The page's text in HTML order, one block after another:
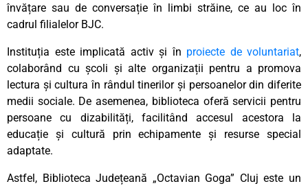
învățare sau de conversație în limbi străine, ce au loc în
cadrul filialelor BJC.
Instituția este implicată activ și în proiecte de voluntariat,
colaborând cu școli și alte organizații pentru a promova
lectura și cultura în rândul tinerilor și persoanelor din diferite
medii sociale. De asemenea, biblioteca oferă servicii pentru
persoane cu dizabilități, facilitând accesul acestora la
educație și cultură prin echipamente și resurse special
adaptate.
Astfel, Biblioteca Județeană „Octavian Goga” Cluj este un